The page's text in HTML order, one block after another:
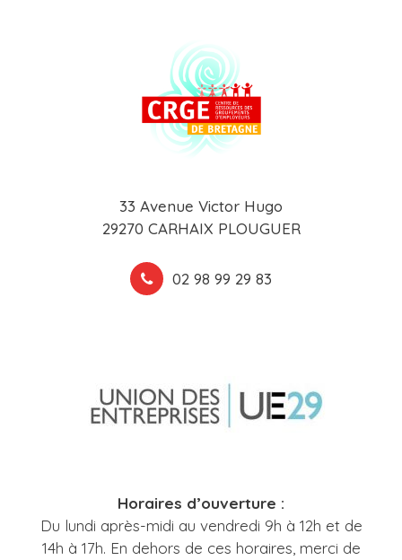
33 Avenue Victor Hugo
29270 CARHAIX PLOUGUER
02 98 99 29 83
Horaires d’ouverture :
Du lundi après-midi au vendredi 9h à 12h et de
14h à 17h. En dehors de ces horaires, merci de